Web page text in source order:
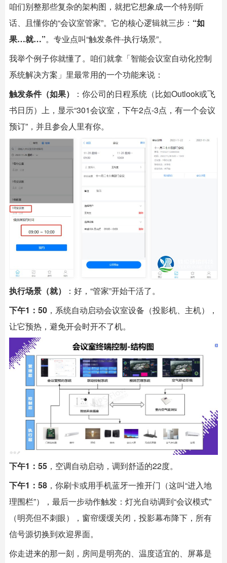
咱们别整那些复杂的架构图，就把它想象成一个特别听
话、且懂你的“会议室管家”。它的核心逻辑就三步： “如
果…就…”。专业点叫“触发条件-执行场景”。
我举个例子你就懂了。咱们就拿「智能会议室自动化控制
系统解决方案」里最常用的一个功能来说：
触发条件（如果）
：你公司的日程系统（比如Outlook或飞
书日历）上，显示“301会议室，下午2点-3点，有一个会议
预订”，并且参会人里有你。
执行场景（就）
：好，“管家”开始干活了。
下午1：50 ，系统自动启动会议室设备（投影机、主机），
让它预热，避免开会时开不了机。
下午1：55 ，空调自动启动，调到舒适的22度。
下午1：58 ，你刷卡或用手机蓝牙一推开门（这叫“进入地
理围栏”），最后一步动作触发：灯光自动调到“会议模式”
（明亮但不刺眼），窗帘缓缓关闭，投影幕布降下，所有
信号源切换到欢迎界面。
你走进来的那一刻，房间是明亮的、温度适宜的、屏幕是